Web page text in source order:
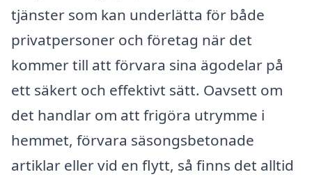
tjänster som kan underlätta för både
privatpersoner och företag när det
kommer till att förvara sina ägodelar på
ett säkert och effektivt sätt. Oavsett om
det handlar om att frigöra utrymme i
hemmet, förvara säsongsbetonade
artiklar eller vid en flytt, så finns det alltid